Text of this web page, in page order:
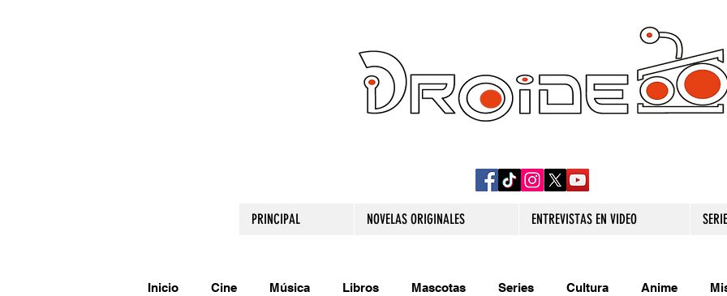
PRINCIPAL NOVELAS ORIGINALES ENTREVISTAS EN VIDEO
Inicio Cine Música Libros Mascotas Series Cultura Anime